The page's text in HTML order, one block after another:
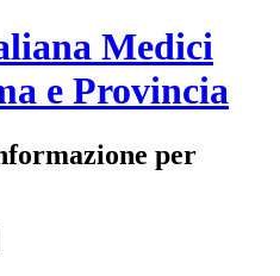
Medici
e Provincia
per